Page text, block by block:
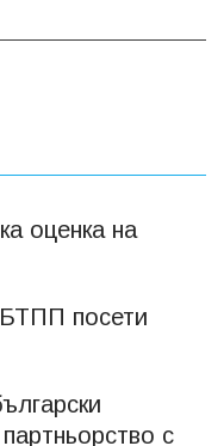
оценка на
посети
с